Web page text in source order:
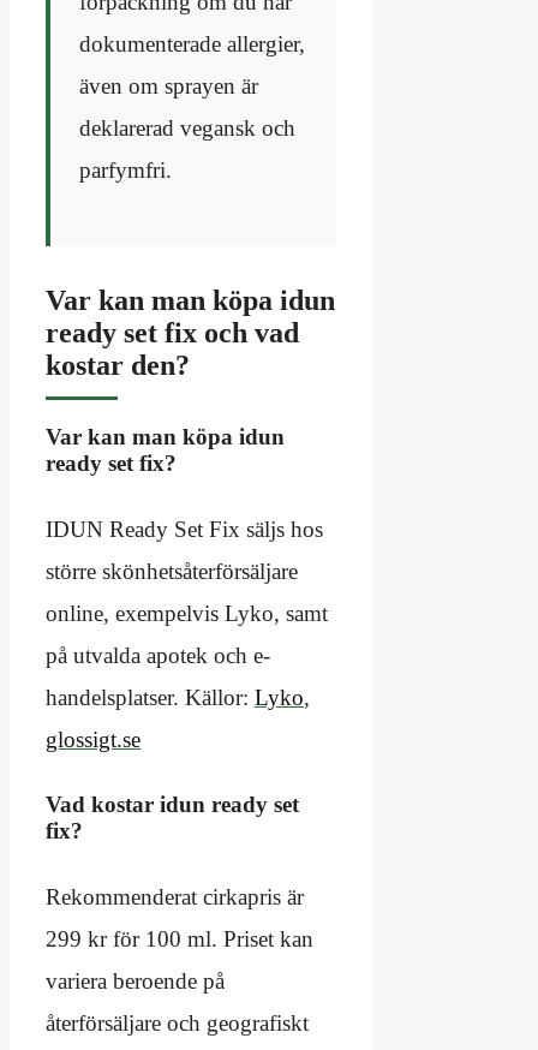
dokumenterade allergier,
även om sprayen är
deklarerad vegansk och
parfymfri.
Var kan man köpa idun
ready set fix och vad
kostar den?
Var kan man köpa idun
ready set fix?
IDUN Ready Set Fix säljs hos
större skönhetsåterförsäljare
online, exempelvis Lyko, samt
på utvalda apotek och e-
handelsplatser. Källor: Lyko,
glossigt.se
Vad kostar idun ready set
fix?
Rekommenderat cirkapris är
299 kr för 100 ml. Priset kan
variera beroende på
återförsäljare och geografiskt